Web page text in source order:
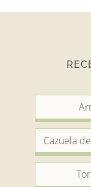
Cazuela